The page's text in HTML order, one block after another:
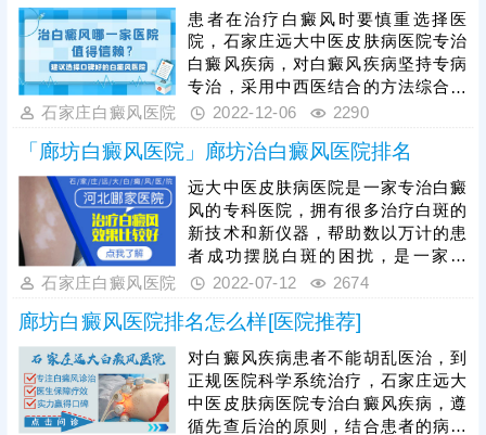
患者在治疗白癜风时要慎重选择医
院，石家庄远大中医皮肤病医院专治
白癜风疾病，对白癜风疾病坚持专病
专治，采用中西医结合的方法综合医
治，帮助患者更全面治疗白斑，看下
石家庄白癜风医院 2022-12-06 2290
「廊坊白癜风医院」廊坊治白癜风医院排名
远大中医皮肤病医院是一家专治白癜
风的专科医院，拥有很多治疗白斑的
新技术和新仪器，帮助数以万计的患
者成功摆脱白斑的困扰，是一家可
信、可靠的治疗白癜风的医院，也是
保定等患者治疗白斑的选择，详情请
看下文。
石家庄白癜风医院 2022-07-12 2674
廊坊白癜风医院排名怎么样[医院推荐]
对白癜风疾病患者不能胡乱医治，到
正规医院科学系统治疗，石家庄远大
中医皮肤病医院专治白癜风疾病，遵
循先查后治的原则，结合患者的病情